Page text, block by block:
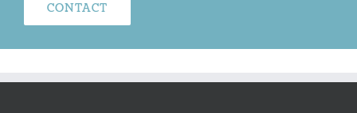
CONTACT